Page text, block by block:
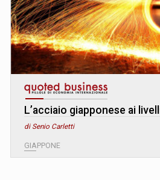
L’acciaio giapponese ai
di Senio Carletti
GIAPPONE